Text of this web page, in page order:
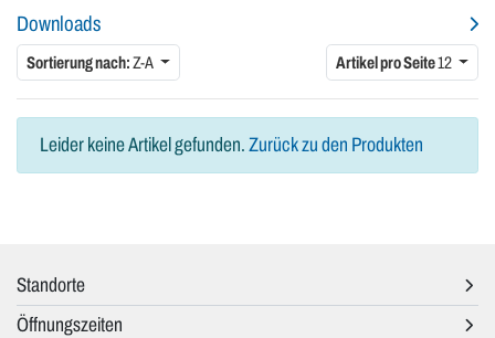
Downloads
Sortierung nach:Z-A Artikel pro Seite12
Leider keine Artikel gefunden. Zurück zu den Produkten
Standorte
Öffnungszeiten